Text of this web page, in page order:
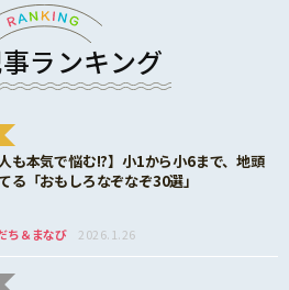
ランキング
人も本気で悩む!?】小1から小6まで、地頭
る「おもしろなぞなぞ30選」
ち＆まなび 2026.1.26